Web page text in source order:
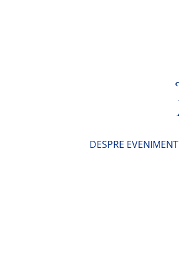
DESPRE EVENIMENT